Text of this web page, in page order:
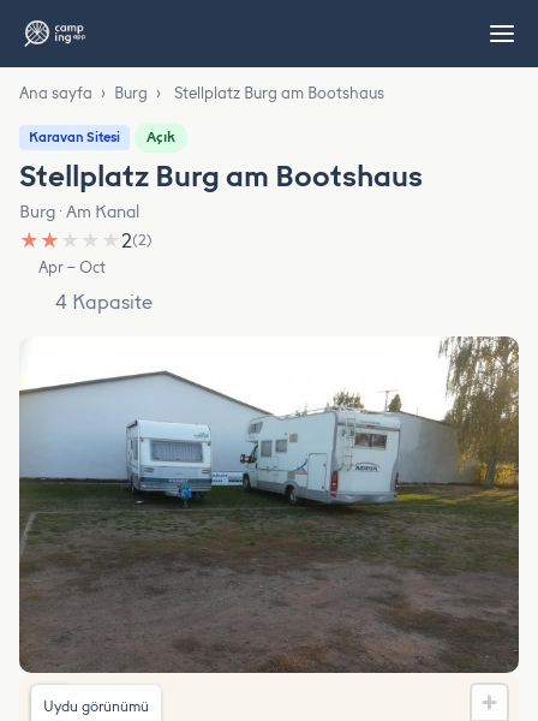
Ana sayfa › Burg › Stellplatz Burg am Bootshaus
Karavan Sitesi Açık
Stellplatz Burg am Bootshaus
Burg · Am Kanal
★ ★ ★ ★ ★2(2)
Apr – Oct
4 Kapasite
Uydu görünümü